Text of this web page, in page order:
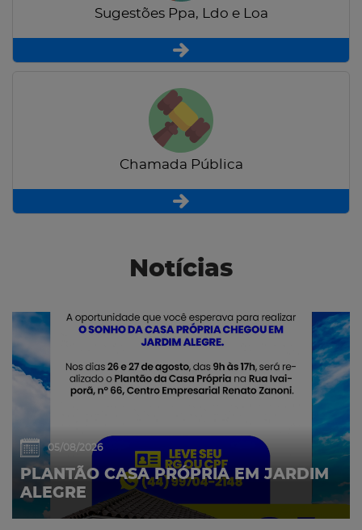
Sugestões Ppa, Ldo e Loa
Chamada Pública
Notícias
05/08/2026
PLANTÃO CASA PRÓPRIA EM JARDIM
ALEGRE